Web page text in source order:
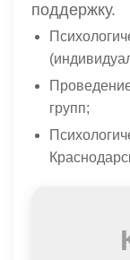
поддержку.
групп;